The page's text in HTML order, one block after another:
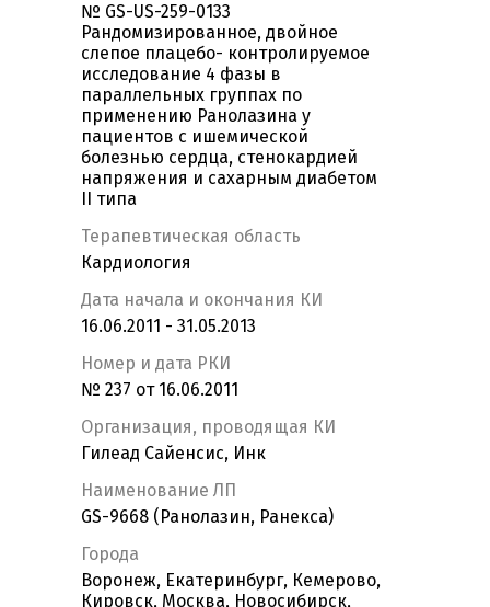
№ GS-US-259-0133
Рандомизированное, двойное
слепое плацебо- контролируемое
исследование 4 фазы в
параллельных группах по
применению Ранолазина у
пациентов с ишемической
болезнью сердца, стенокардией
напряжения и сахарным диабетом
II типа
Терапевтическая область
Кардиология
Дата начала и окончания КИ
16.06.2011 - 31.05.2013
Номер и дата РКИ
№ 237 от 16.06.2011
Организация, проводящая КИ
Гилеад Сайенсис, Инк
Наименование ЛП
GS-9668 (Ранолазин, Ранекса)
Города
Воронеж, Екатеринбург, Кемерово,
Кировск, Москва, Новосибирск,